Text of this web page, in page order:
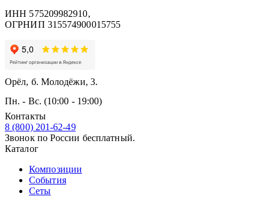
ИНН 575209982910,
ОГРНИП 315574900015755
Орёл, б. Молодёжи, 3.
Пн. - Вс. (10:00 - 19:00)
Контакты
8 (800) 201-62-49
Звонок по России бесплатный.
Каталог
Композиции
События
Сеты